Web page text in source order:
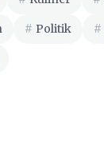
Politik